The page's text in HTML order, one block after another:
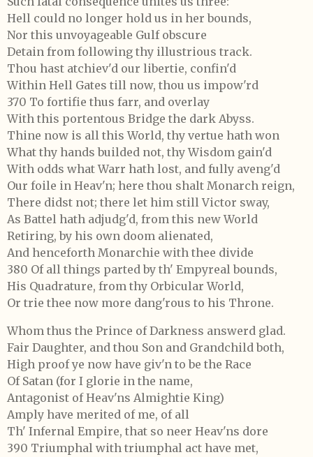
Hell could no longer hold us in her bounds,
Nor this unvoyageable Gulf obscure
Detain from following thy illustrious track.
Thou hast atchiev'd our libertie, confin'd
Within Hell Gates till now, thou us impow'rd
370 To fortifie thus farr, and overlay
With this portentous Bridge the dark Abyss.
Thine now is all this World, thy vertue hath won
What thy hands builded not, thy Wisdom gain'd
With odds what Warr hath lost, and fully aveng'd
Our foile in Heav'n; here thou shalt Monarch reign,
There didst not; there let him still Victor sway,
As Battel hath adjudg'd, from this new World
Retiring, by his own doom alienated,
And henceforth Monarchie with thee divide
380 Of all things parted by th' Empyreal bounds,
His Quadrature, from thy Orbicular World,
Or trie thee now more dang'rous to his Throne.
Whom thus the Prince of Darkness answerd glad.
Fair Daughter, and thou Son and Grandchild both,
High proof ye now have giv'n to be the Race
Of Satan (for I glorie in the name,
Antagonist of Heav'ns Almightie King)
Amply have merited of me, of all
Th' Infernal Empire, that so neer Heav'ns dore
390 Triumphal with triumphal act have met,